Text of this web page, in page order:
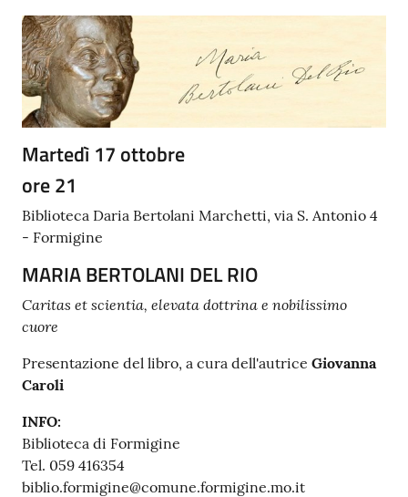
t
a
M
e
t
o
Tutti
gli
Seguici
su
Martedì 17 ottobre
ore 21
Biblioteca Daria Bertolani Marchetti, via S. Antonio 4
- Formigine
MARIA BERTOLANI DEL RIO
Caritas et scientia, elevata dottrina e nobilissimo
cuore
Presentazione del libro, a cura dell'autrice Giovanna
Caroli
INFO:
Biblioteca di Formigine
Tel. 059 416354
biblio.formigine@comune.formigine.mo.it